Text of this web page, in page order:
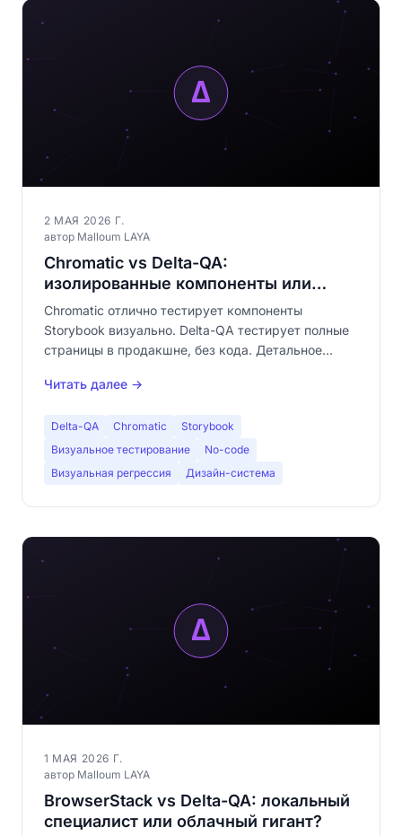
2 МАЯ 2026 Г.
автор Malloum LAYA
Chromatic vs Delta-QA:
изолированные компоненты или
полные страницы?
Chromatic отлично тестирует компоненты
Storybook визуально. Delta-QA тестирует полные
страницы в продакшне, без кода. Детальное
no-code, взаимодополняемость.
Читать далее →
Delta-QA Chromatic
Storybook
Визуальное тестирование
No-code
Визуальная регрессия
Дизайн-система
1 МАЯ 2026 Г.
автор Malloum LAYA
BrowserStack vs Delta-QA: локальный
специалист или облачный гигант?